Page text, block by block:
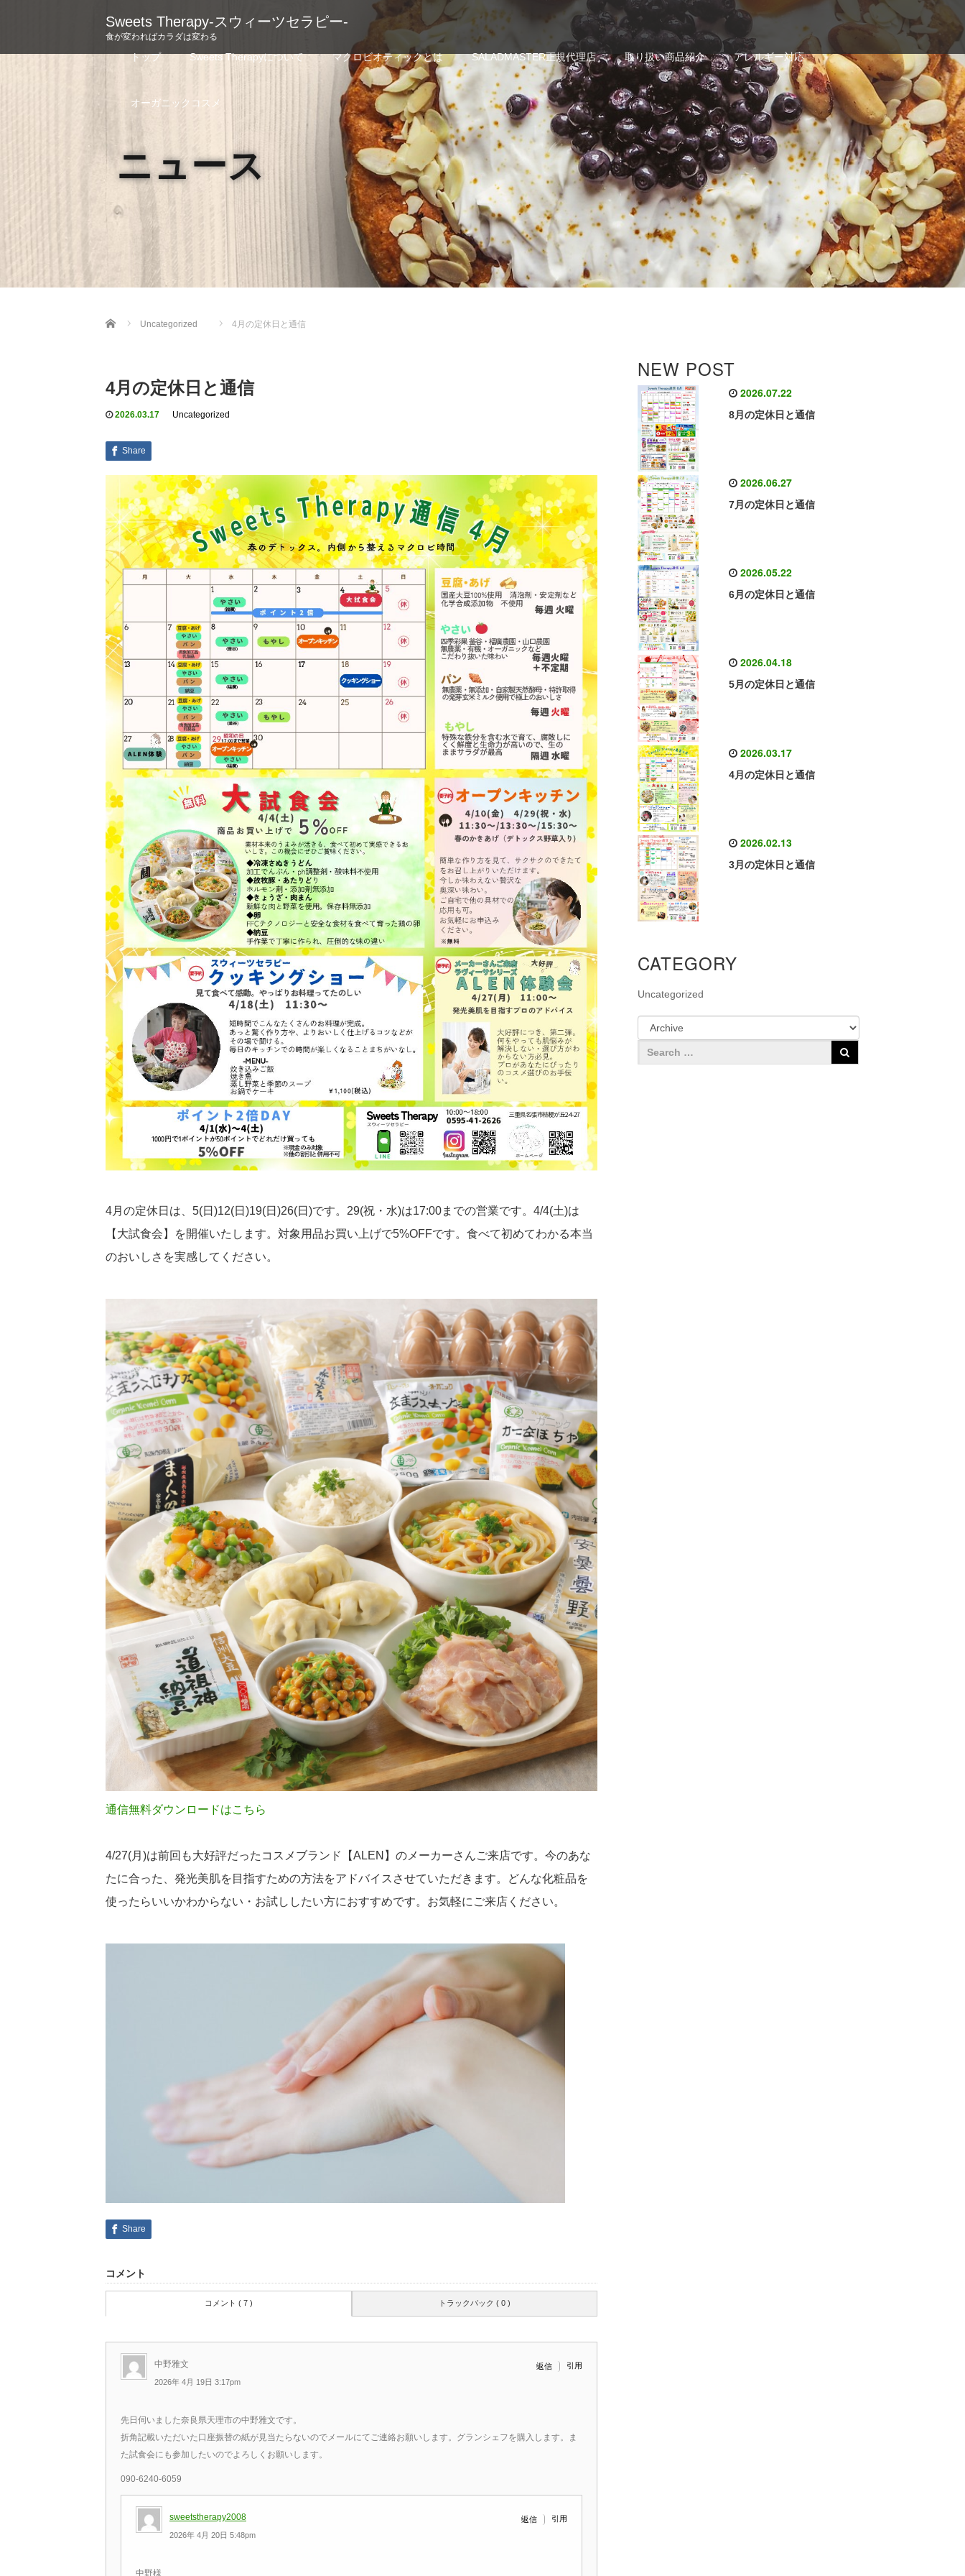
Sweets Therapy-スウィーツセラピー-
食が変わればカラダは変わる
トップ Sweets Therapyについて マクロビオティックとは SALADMASTER正規代理店 取り扱い商品紹介 アレルギー対応
オーガニックコスメ
ニュース
Home Uncategorized 4月の定休日と通信
4月の定休日と通信
2026.03.17 Uncategorized
Share
4月の定休日は、5(日)12(日)19(日)26(日)です。29(祝・水)は17:00までの営業です。4/4(土)は
【大試食会】を開催いたします。対象用品お買い上げで5%OFFです。食べて初めてわかる本当
のおいしさを実感してください。
通信無料ダウンロードはこちら
4/27(月)は前回も大好評だったコスメブランド【ALEN】のメーカーさんご来店です。今のあな
たに合った、発光美肌を目指すための方法をアドバイスさせていただきます。どんな化粧品を
使ったらいいかわからない・お試ししたい方におすすめです。お気軽にご来店ください。
Share
コメント
コメント ( 7 ) トラックバック ( 0 )
中野雅文
2026年 4月 19日 3:17pm
返信 引用
先日伺いました奈良県天理市の中野雅文です。
折角記載いただいた口座振替の紙が見当たらないのでメールにてご連絡お願いします。グランシェフを購入します。ま
た試食会にも参加したいのでよろしくお願いします。
090-6240-6059
sweetstherapy2008
2026年 4月 20日 5:48pm
返信 引用
中野様
NEW POST
2026.07.22
8月の定休日と通信
2026.06.27
7月の定休日と通信
2026.05.22
6月の定休日と通信
2026.04.18
5月の定休日と通信
2026.03.17
4月の定休日と通信
2026.02.13
3月の定休日と通信
CATEGORY
Uncategorized